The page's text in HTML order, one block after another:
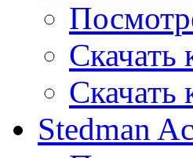
Скачать
Скачать
Stedman